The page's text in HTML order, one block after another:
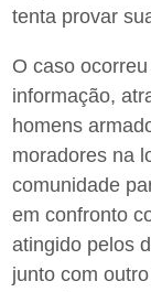
tenta provar
O caso
informação,
homens
moradores na
comunidade
em confronto
atingido pelos
junto com